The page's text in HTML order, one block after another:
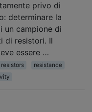
privo di
determinare la
un campione di
di resistori. Il
essere …
resistors
resistance